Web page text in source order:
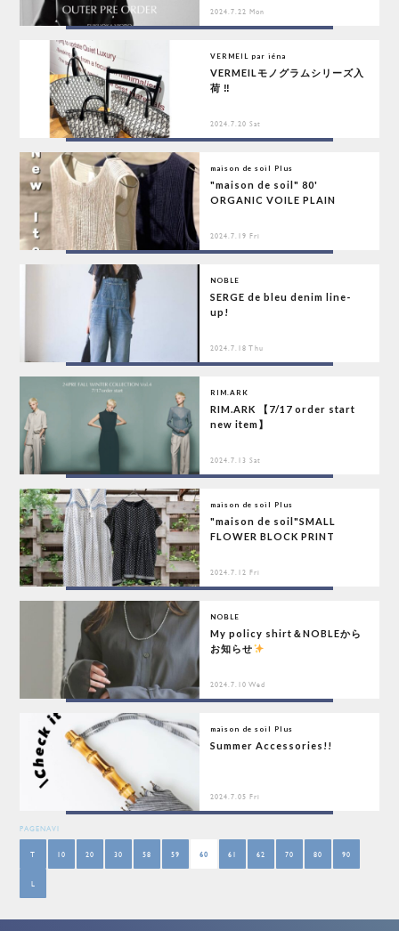
2024.7.22 Mon
VERMEIL par iéna
VERMEILモノグラムシリーズ入
荷 ‼︎
2024.7.20 Sat
maison de soil Plus
"maison de soil" 80'
ORGANIC VOILE PLAIN
2024.7.19 Fri
NOBLE
SERGE de bleu denim line-
up!
2024.7.18 Thu
RIM.ARK
RIM.ARK 【7/17 order start
new item】
2024.7.13 Sat
maison de soil Plus
"maison de soil"SMALL
FLOWER BLOCK PRINT
2024.7.12 Fri
NOBLE
My policy shirt＆NOBLEから
お知らせ
2024.7.10 Wed
maison de soil Plus
Summer Accessories!!
2024.7.05 Fri
PAGENAVI
T 10 20 30 58 59 60 61 62 70 80 90
L